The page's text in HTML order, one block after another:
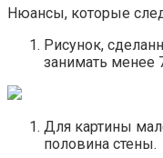
Нюансы, которые
Рисунок,
занимать менее
Для картины
половина стены.